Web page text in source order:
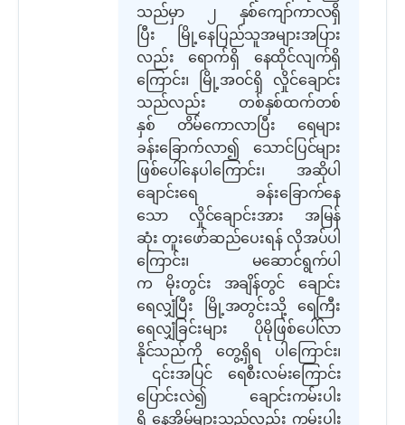
သည်မှာ ၂ နှစ်ကျော်ကာလရှိ
ပြီး မြို့နေပြည်သူအများအပြား
လည်း ရောက်ရှိ နေထိုင်လျက်ရှိ
ကြောင်း၊ မြို့အဝင်ရှိ လှိုင်ချောင်း
သည်လည်း တစ်နှစ်ထက်တစ်
နှစ် တိမ်ကောလာပြီး ရေများ
ခန်းခြောက်လာ၍ သောင်ပြင်များ
ဖြစ်ပေါ်နေပါကြောင်း၊ အဆိုပါ
ချောင်းရေ ခန်းခြောက်နေ
သော လှိုင်ချောင်းအား အမြန်
ဆုံး တူးဖော်ဆည်ပေးရန် လိုအပ်ပါ
ကြောင်း၊ မဆောင်ရွက်ပါ
က မိုးတွင်း အချိန်တွင် ချောင်း
ရေလျှံပြီး မြို့အတွင်းသို့ ရေကြီး
ရေလျှံခြင်းများ ပိုမိုဖြစ်ပေါ်လာ
နိုင်သည်ကို တွေ့ရှိရ ပါကြောင်း၊
၎င်းအပြင် ရေစီးလမ်းကြောင်း
ပြောင်းလဲ၍ ချောင်းကမ်းပါး
ရှိ နေအိမ်များသည်လည်း ကမ်းပါး